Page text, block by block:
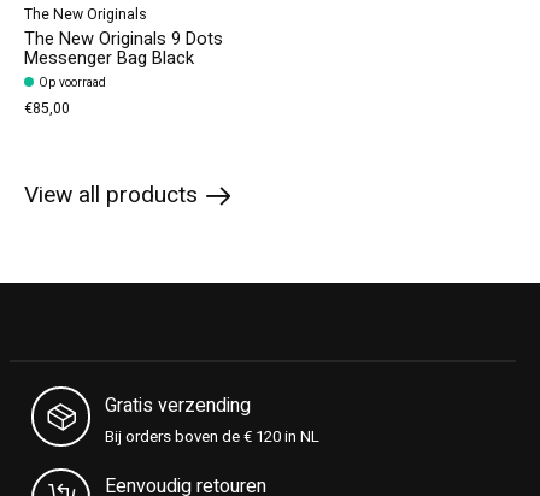
The New Originals
The New Originals 9 Dots
Messenger Bag Black
Op voorraad
€85,00
View all products
Gratis verzending
Bij orders boven de € 120 in NL
Eenvoudig retouren